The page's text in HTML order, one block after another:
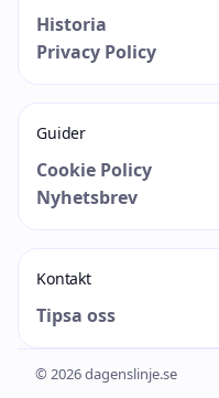
Historia
Privacy Policy
Guider
Cookie Policy
Nyhetsbrev
Kontakt
Tipsa oss
© 2026 dagenslinje.se